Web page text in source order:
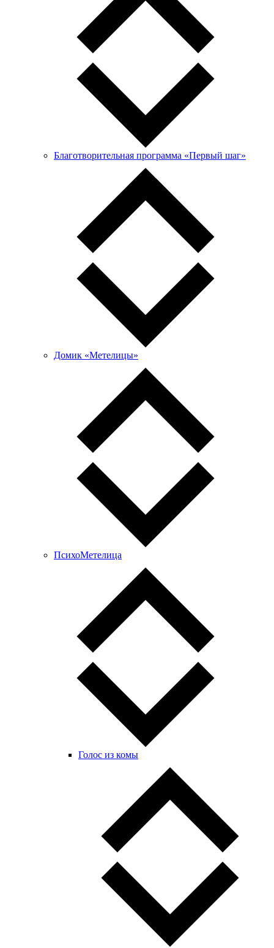
Благотворительная программа «Первый шаг»
Домик «Метелицы»
ПсихоМетелица
Голос из комы